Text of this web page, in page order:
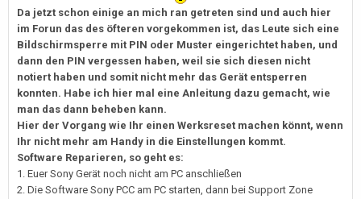
Da jetzt schon einige an mich ran getreten sind und auch hier
im Forun das des öfteren vorgekommen ist, das Leute sich eine
Bildschirmsperre mit PIN oder Muster eingerichtet haben, und
dann den PIN vergessen haben, weil sie sich diesen nicht
notiert haben und somit nicht mehr das Gerät entsperren
konnten. Habe ich hier mal eine Anleitung dazu gemacht, wie
man das dann beheben kann.
Hier der Vorgang wie Ihr einen Werksreset machen könnt, wenn
Ihr nicht mehr am Handy in die Einstellungen kommt.
Software Reparieren, so geht es:
1. Euer Sony Gerät noch nicht am PC anschließen
2. Die Software Sony PCC am PC starten, dann bei Support Zone